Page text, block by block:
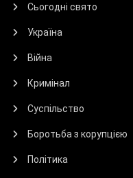
Сьогодні свято
Україна
Війна
Кримінал
Суспільство
Боротьба з корупцією
Політика